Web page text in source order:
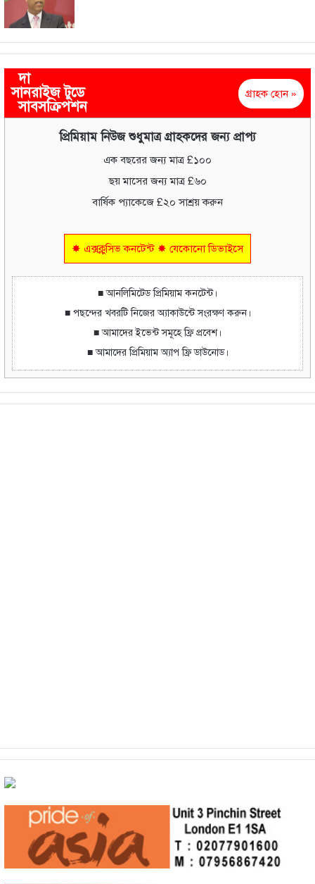
দা
সানরাইজ টুডে
সাবসক্রিপশন
গ্রাহক হোন »
প্রিমিয়াম নিউজ শুধুমাত্র গ্রাহকদের জন্য প্রাপ্য
এক বছরের জন্য মাত্র £১০০
ছয় মাসের জন্য মাত্র £৬০
বার্ষিক প্যাকেজে £২০ সাশ্রয় করুন
✸ এক্সক্লুসিভ কনটেন্ট ✸ যেকোনো ডিভাইসে
■ আনলিমিটেড প্রিমিয়াম কনটেন্ট।
■ পছন্দের খবরটি নিজের অ্যাকাউন্টে সংরক্ষণ করুন।
■ আমাদের ইভেন্ট সমূহে ফ্রি প্রবেশ।
■ আমাদের প্রিমিয়াম অ্যাপ ফ্রি ডাউনোড।